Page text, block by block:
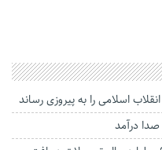
اسلامی را به پیروزی رساند
درآمد